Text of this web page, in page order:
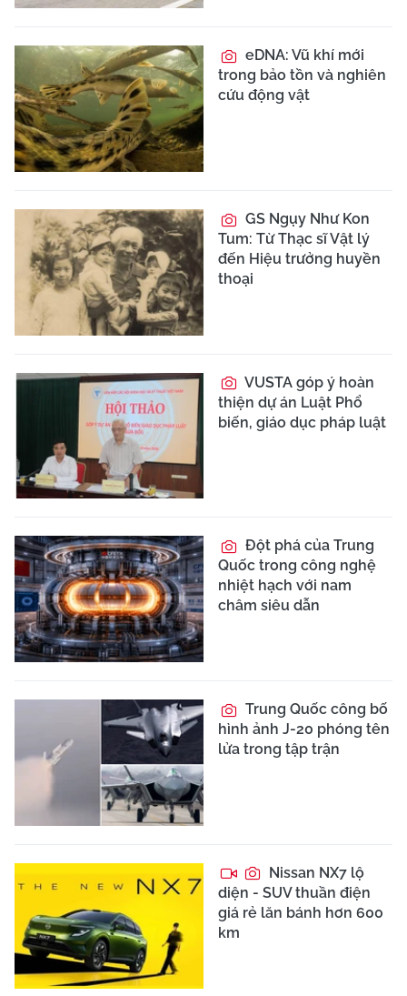
eDNA: Vũ khí mới
trong bảo tồn và nghiên
cứu động vật
GS Ngụy Như Kon
Tum: Từ Thạc sĩ Vật lý
đến Hiệu trưởng huyền
thoại
VUSTA góp ý hoàn
thiện dự án Luật Phổ
biến, giáo dục pháp luật
Đột phá của Trung
Quốc trong công nghệ
nhiệt hạch với nam
châm siêu dẫn
Trung Quốc công bố
hình ảnh J-20 phóng tên
lửa trong tập trận
Nissan NX7 lộ
diện - SUV thuần điện
giá rẻ lăn bánh hơn 600
km